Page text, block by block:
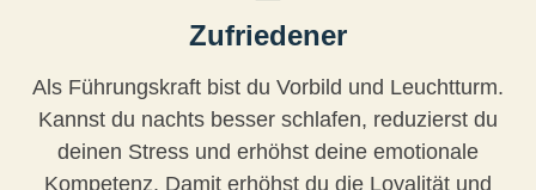
Zufriedener
Als Führungskraft bist du Vorbild und Leuchtturm.
Kannst du nachts besser schlafen, reduzierst du
deinen Stress und erhöhst deine emotionale
Kompetenz. Damit erhöhst du die Loyalität und